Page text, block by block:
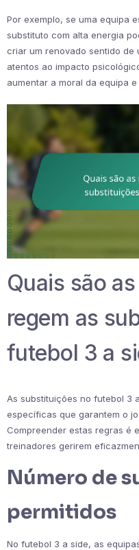
Por exemplo, se uma equipa
substituto com alta energia
criar um renovado sentido de
atentos ao impacto
aumentar a moral da equipa
Quais são
regem as
futebol 3 a
As substituições no futebol 3
específicas que garantem o
Compreender estas regras é
treinadores gerirem
Número de
permitidos
No futebol 3 a side, as